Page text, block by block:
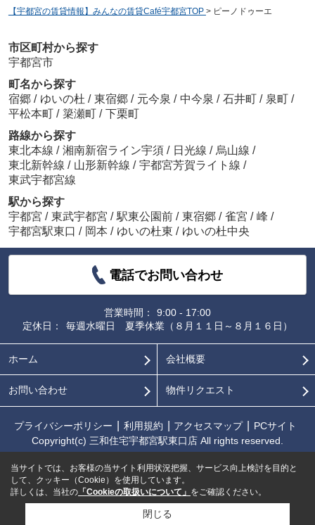
【宇都宮の賃貸情報】みんなの賃貸Café宇都宮TOP > ピーノドゥーエ
市区町村から探す
宇都宮市
町名から探す
宿郷 / ゆいの杜 / 東宿郷 / 元今泉 / 中今泉 / 石井町 / 泉町 /
平松本町 / 簗瀬町 / 下栗町
路線から探す
東北本線 / 湘南新宿ライン宇須 / 日光線 / 烏山線 /
東北新幹線 / 山形新幹線 / 宇都宮芳賀ライト線 /
東武宇都宮線
駅から探す
宇都宮 / 東武宇都宮 / 駅東公園前 / 東宿郷 / 雀宮 / 峰 /
宇都宮駅東口 / 岡本 / ゆいの杜東 / ゆいの杜中央
電話でお問い合わせ
営業時間：
9:00 - 17:00
定休日：
毎週水曜日 夏季休業（８月１１日～８月１６日）
ホーム 会社概要
お問い合わせ 物件リクエスト
プライバシーポリシー 利用規約 アクセスマップ
PCサイト
Copyright(c) 三和住宅宇都宮駅東口店 All rights reserved.
当サイトでは、お客様の当サイト利用状況把握、サービス向上検討を目的と
して、クッキー（Cookie）を使用しています。
詳しくは、当社の 「Cookieの取扱いについて」 をご確認ください。
閉じる